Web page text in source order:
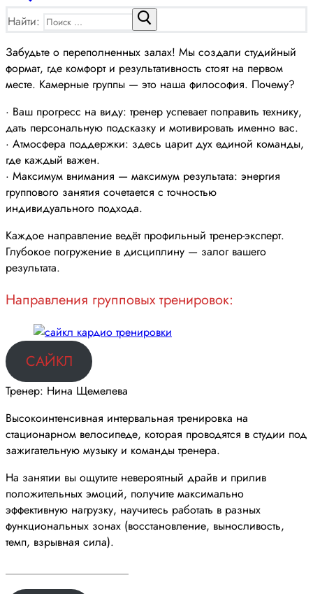
Найти:
Забудьте о переполненных залах! Мы создали студийный
формат, где комфорт и результативность стоят на первом
месте. Камерные группы — это наша философия. Почему?
· Ваш прогресс на виду: тренер успевает поправить технику,
дать персональную подсказку и мотивировать именно вас.
· Атмосфера поддержки: здесь царит дух единой команды,
где каждый важен.
· Максимум внимания — максимум результата: энергия
группового занятия сочетается с точностью
индивидуального подхода.
Каждое направление ведёт профильный тренер-эксперт.
Глубокое погружение в дисциплину — залог вашего
результата.
Направления групповых тренировок:
САЙКЛ
Тренер: Нина Щемелева
Высокоинтенсивная интервальная тренировка на
стационарном велосипеде, которая проводятся в студии под
зажигательную музыку и команды тренера.
На занятии вы ощутите невероятный драйв и прилив
положительных эмоций, получите максимально
эффективную нагрузку, научитесь работать в разных
функциональных зонах (восстановление, выносливость,
темп, взрывная сила).